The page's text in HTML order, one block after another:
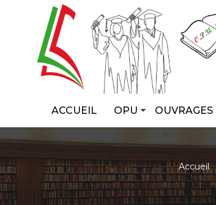
ACCUEIL OPU OUVRAGES
Accueil